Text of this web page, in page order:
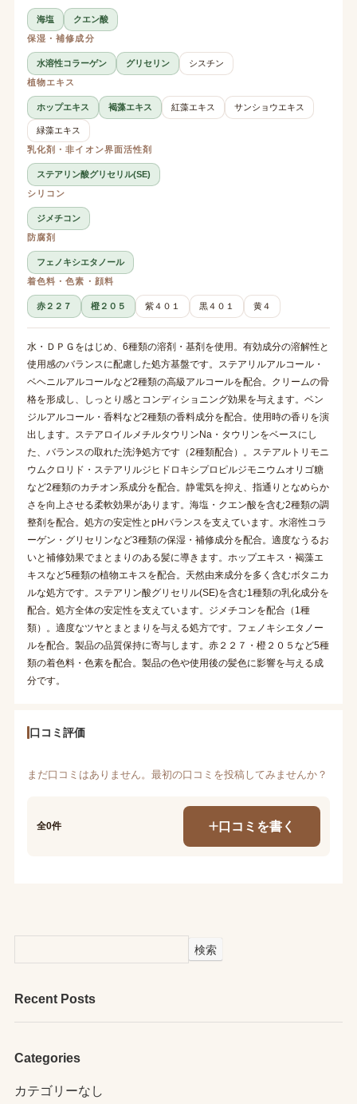
海塩
クエン酸
保湿・補修成分
水溶性コラーゲン グリセリン
シスチン
植物エキス
ホップエキス 褐藻エキス 紅藻エキス サンショウエキス
緑藻エキス
乳化剤・非イオン界面活性剤
ステアリン酸グリセリル(SE)
シリコン
ジメチコン
防腐剤
フェノキシエタノール
着色料・色素・顔料
赤２２７ 橙２０５ 紫４０１ 黒４０１ 黄４
水・ＤＰＧをはじめ、6種類の溶剤・基剤を使用。有効成分の溶解性と
使用感のバランスに配慮した処方基盤です。ステアリルアルコール・
ベヘニルアルコールなど2種類の高級アルコールを配合。クリームの骨
格を形成し、しっとり感とコンディショニング効果を与えます。ベン
ジルアルコール・香料など2種類の香料成分を配合。使用時の香りを演
出します。ステアロイルメチルタウリンNa・タウリンをベースにし
た、バランスの取れた洗浄処方です（2種類配合）。ステアルトリモニ
ウムクロリド・ステアリルジヒドロキシプロピルジモニウムオリゴ糖
など2種類のカチオン系成分を配合。静電気を抑え、指通りとなめらか
さを向上させる柔軟効果があります。海塩・クエン酸を含む2種類の調
整剤を配合。処方の安定性とpHバランスを支えています。水溶性コラ
ーゲン・グリセリンなど3種類の保湿・補修成分を配合。適度なうるお
いと補修効果でまとまりのある髪に導きます。ホップエキス・褐藻エ
キスなど5種類の植物エキスを配合。天然由来成分を多く含むボタニカ
ルな処方です。ステアリン酸グリセリル(SE)を含む1種類の乳化成分を
配合。処方全体の安定性を支えています。ジメチコンを配合（1種
類）。適度なツヤとまとまりを与える処方です。フェノキシエタノー
ルを配合。製品の品質保持に寄与します。赤２２７・橙２０５など5種
類の着色料・色素を配合。製品の色や使用後の髪色に影響を与える成
分です。
口コミ評価
まだ口コミはありません。最初の口コミを投稿してみませんか？
全0件 口コミを書く
検索
Recent Posts
Categories
カテゴリーなし